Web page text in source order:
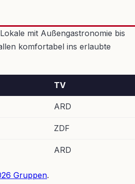
mit Außengastronomie bis
komfortabel ins erlaubte
TV
ARD
ZDF
ARD
Gruppen.